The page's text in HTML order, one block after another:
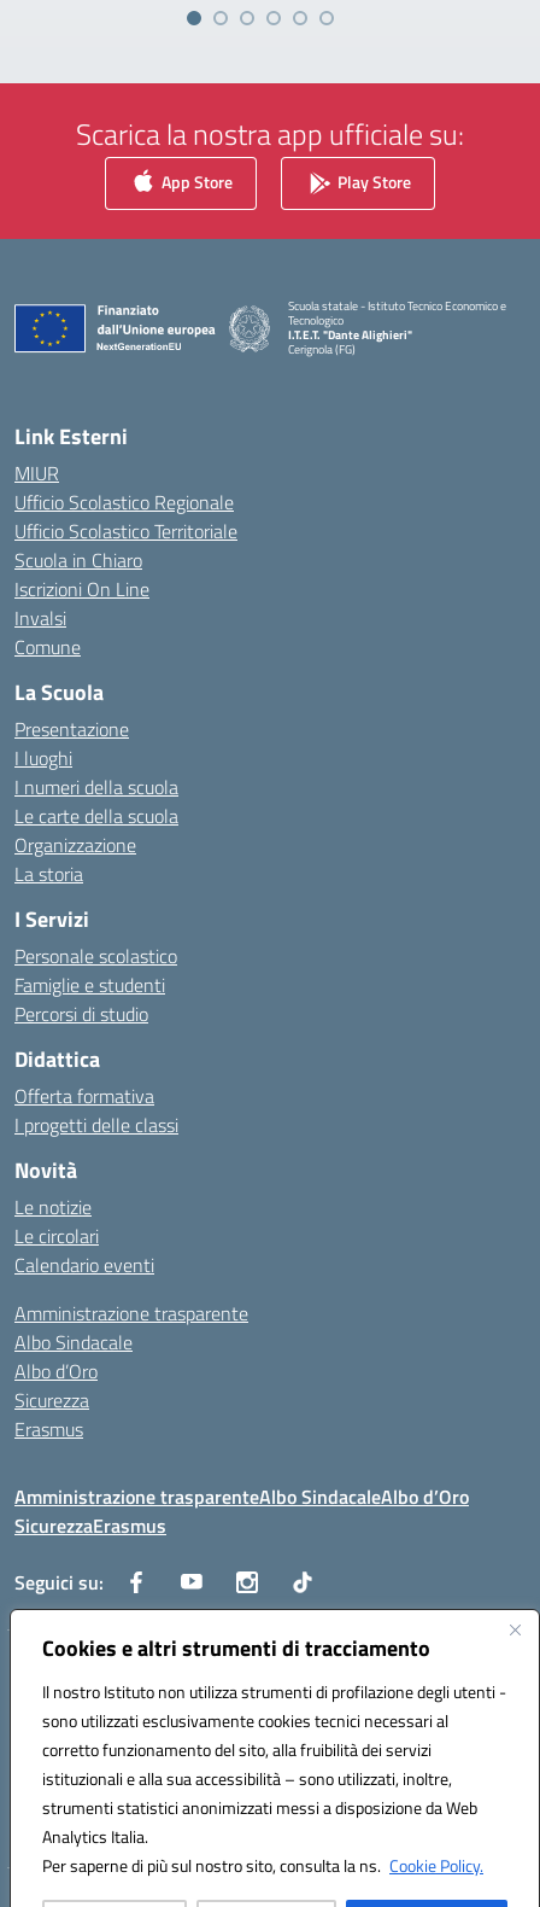
Cookies e altri strumenti di tracciamento
Il nostro Istituto non utilizza strumenti di profilazione degli utenti -
sono utilizzati esclusivamente cookies tecnici necessari al
corretto funzionamento del sito, alla fruibilità dei servizi
istituzionali e alla sua accessibilità – sono utilizzati, inoltre,
strumenti statistici anonimizzati messi a disposizione da Web
Analytics Italia.
Per saperne di più sul nostro sito, consulta la ns. Cookie Policy.
Scarica la nostra app ufficiale su:
App Store Play Store
Scuola statale - Istituto Tecnico Economico e
Tecnologico
I.T.E.T. "Dante Alighieri"
Cerignola (FG)
— Visita la pagina iniziale della scuola
Link Esterni
MIUR
Ufficio Scolastico Regionale
Ufficio Scolastico Territoriale
Scuola in Chiaro
Iscrizioni On Line
Invalsi
Comune
La Scuola
Presentazione
I luoghi
I numeri della scuola
Le carte della scuola
Organizzazione
La storia
I Servizi
Personale scolastico
Famiglie e studenti
Percorsi di studio
Didattica
Offerta formativa
I progetti delle classi
Novità
Le notizie
Le circolari
Calendario eventi
Amministrazione trasparente
Albo Sindacale
Albo d’Oro
Sicurezza
Erasmus
Amministrazione trasparenteAlbo SindacaleAlbo d’Oro
SicurezzaErasmus
Seguici su:
Centralino:0885.426034 Email:FGTD02000P@istruzione.it
Posta elettronica certificata (PEC):fgtd02000p@pec.istruzione.it
Codice fiscale: 81002930717
Codice meccanografico:FGTD02000P
Codice unico di fatturazione (CUF): UFUN7Y